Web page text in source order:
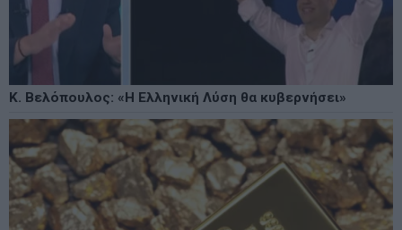
Κ. Βελόπουλος: «Η Ελληνική Λύση θα κυβερνήσει»